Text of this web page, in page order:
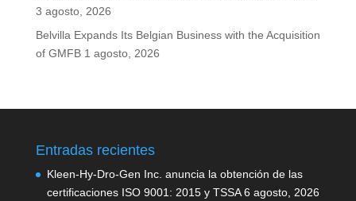
3 agosto, 2026
Belvilla Expands Its Belgian Business with the Acquisition
of GMFB 1 agosto, 2026
Entradas recientes
Kleen-Hy-Dro-Gen Inc. anuncia la obtención de las
certificaciones ISO 9001: 2015 y TSSA 6 agosto, 2026